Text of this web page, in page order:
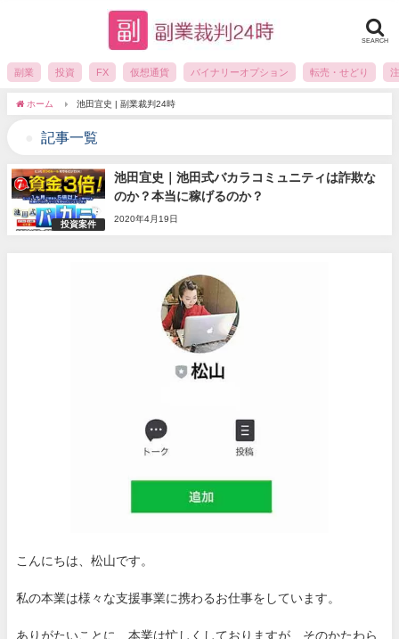
SEARCH
副業 投資 FX 仮想通貨 バイナリーオプション 転売・せどり
ホーム 池田宜史 | 副業裁判24時
記事一覧
投資案件
池田宜史｜池田式バカラコミュニティは詐欺な
のか？本当に稼げるのか？
2020年4月19日
こんにちは、松山です。
私の本業は様々な支援事業に携わるお仕事をしています。
ありがたいことに、本業は忙しくしておりますが、そのかたわら